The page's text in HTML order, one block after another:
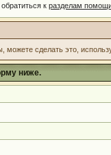
кразделам
сделать это,
ниже.